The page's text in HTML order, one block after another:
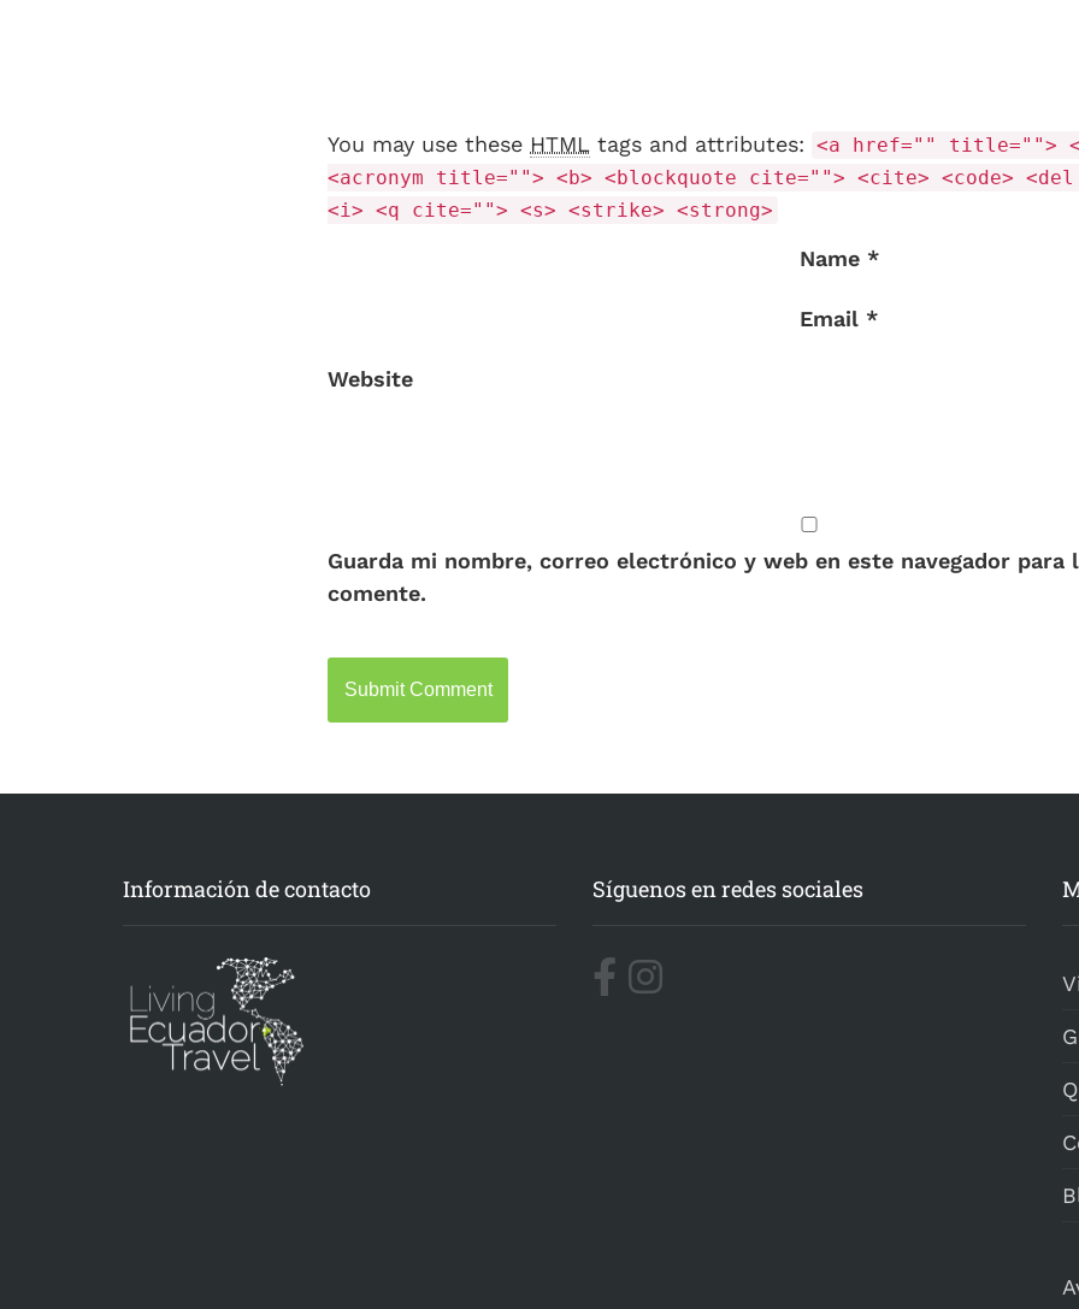
You may use these HTML tags and attributes: <a href="" title="">
<acronym title=""> <b> <blockquote cite=""> <cite> <code> <del
<i> <q cite=""> <s> <strike> <strong>
Name *
Email *
Website
Guarda mi nombre, correo electrónico y web en este navegador para
comente.
Información de contacto Síguenos en redes sociales